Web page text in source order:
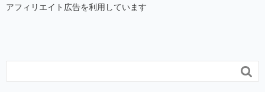
アフィリエイト広告を利用しています
